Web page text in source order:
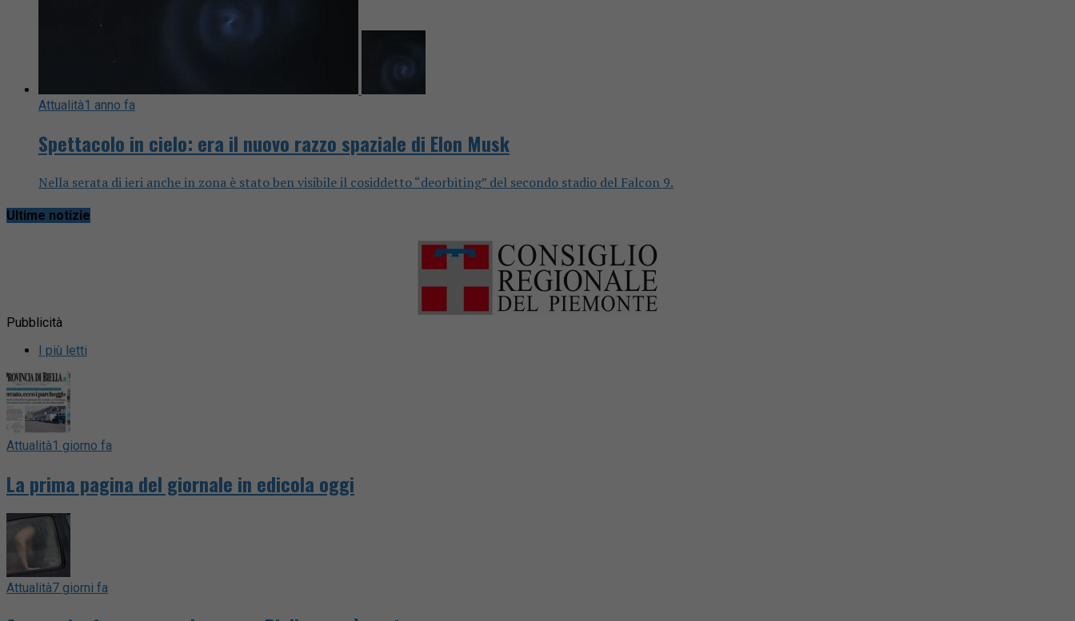
Attualità1 anno fa
Spettacolo in cielo: era il nuovo razzo spaziale di Elon Musk
Nella serata di ieri anche in zona è stato ben visibile il cosiddetto “deorbiting” del secondo stadio del Falcon 9.
Ultime notizie
Pubblicità
I più letti
Attualità1 giorno fa
La prima pagina del giornale in edicola oggi
Attualità7 giorni fa